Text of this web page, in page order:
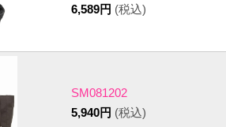
6,589円 (税込)
SM081202
5,940円 (税込)